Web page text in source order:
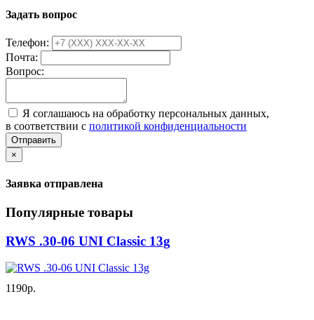
Задать вопрос
Телефон:
Почта:
Вопрос:
Я соглашаюсь на обработку персональных данных,
в соответствии с политикой конфиденциальности
Отправить
×
Заявка отправлена
Популярные товары
RWS .30-06 UNI Classic 13g
1190р.